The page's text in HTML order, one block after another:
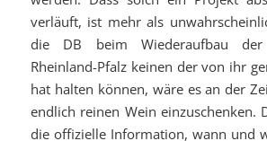
verläuft, ist mehr als
die DB beim Wiederaufbau
Rheinland-Pfalz keinen der von ihr
hat halten können, wäre es an der
endlich reinen Wein einzuschenken.
die offizielle Information, wann und